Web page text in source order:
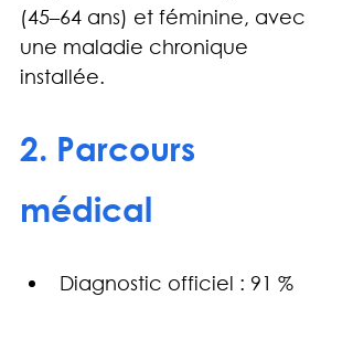
(45–64 ans) et féminine, avec
une maladie chronique
installée.
2. Parcours
médical
Diagnostic officiel : 91 %